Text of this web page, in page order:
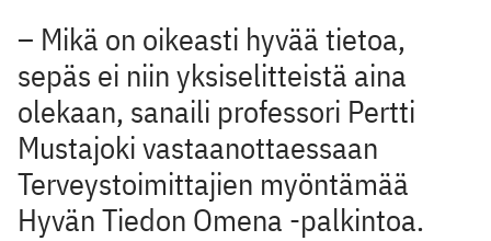
– Mikä on oikeasti hyvää tietoa,
sepäs ei niin yksiselitteistä aina
olekaan, sanaili professori Pertti
Mustajoki vastaanottaessaan
Terveystoimittajien myöntämää
Hyvän Tiedon Omena -palkintoa.